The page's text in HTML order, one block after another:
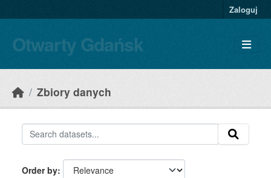
Zaloguj
Otwarty Gdańsk
Zbiory danych
Order by